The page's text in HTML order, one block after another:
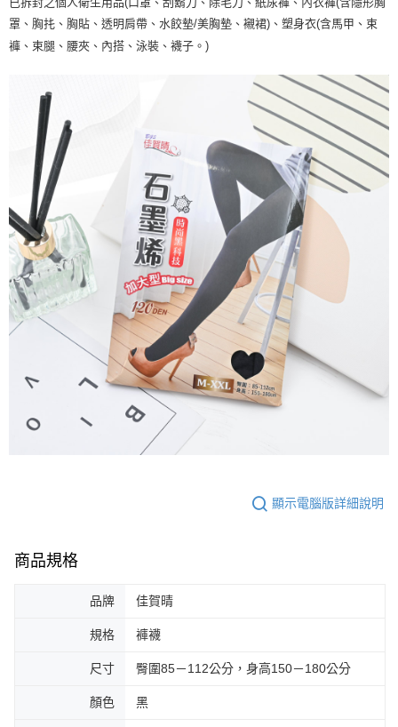
罩、胸扥、胸貼、透明肩帶、水餃墊/美胸墊、襯裙)、塑身衣(含馬甲、束
褲、束腿、腰夾、內搭、泳裝、襪子。)
顯示電腦版詳細說明
商品規格
品牌 佳賀晴
規格 褲襪
尺寸 臀圍85－112公分，身高150－180公分
顏色 黑